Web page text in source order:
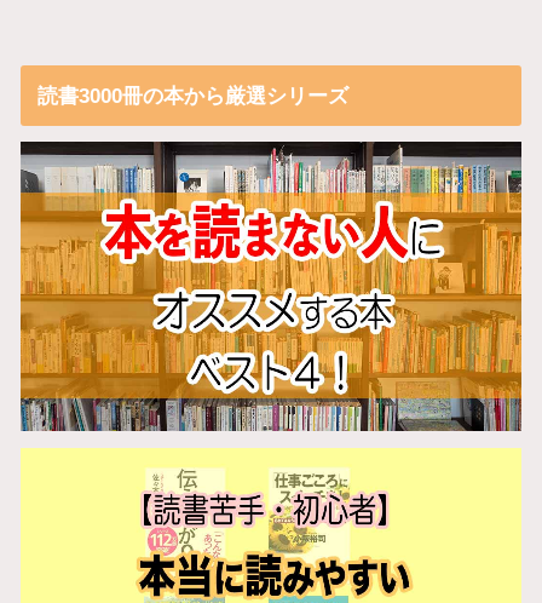
読書3000冊の本から厳選シリーズ